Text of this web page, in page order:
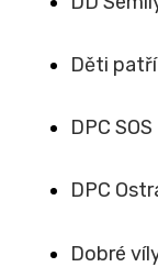
Děti
DPC
DPC
Dobré